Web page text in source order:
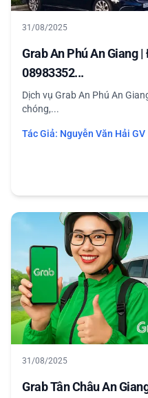
31/08/2025
Grab An Phú An Giang
08983352...
Dịch vụ Grab An Phú An
chóng,...
Tác Giả: Nguyễn Văn Hải GV
31/08/2025
Grab Tân Châu An